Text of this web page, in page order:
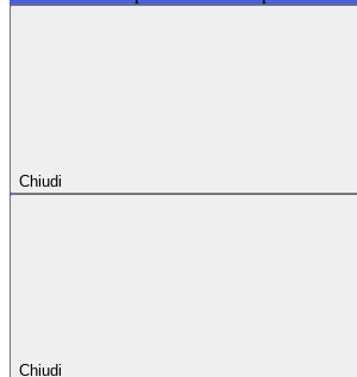
Chiudi
Chiudi